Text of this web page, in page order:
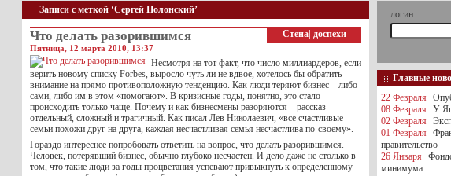
Записи с меткой ‘Сергей Полонский’
Стена| доспехи
Что делать разорившимся
Пятница, 12 марта 2010, 13:37
Несмотря на тот факт, что число миллиардеров, если
верить новому списку Forbes, выросло чуть ли не вдвое, хотелось бы обратить
внимание на прямо противоположную тенденцию. Как люди теряют бизнес – либо
сами, либо им в этом «помогают». В кризисные годы, понятно, это стало
происходить только чаще. Почему и как бизнесмены разоряются – рассказ
отдельный, сложный и трагичный. Как писал Лев Николаевич, «все счастливые
семьи похожи друг на друга, каждая несчастливая семья несчастлива по-своему».
Гораздо интереснее попробовать ответить на вопрос, что делать разорившимся.
Человек, потерявший бизнес, обычно глубоко несчастен. И дело даже не столько в
том, что такие люди за годы процветания успевают привыкнуть к определенному
логин
Главные
22 Февраля
08 Февраля
У
02 Февраля
01 Февраля
правительство
26 Января
минимума